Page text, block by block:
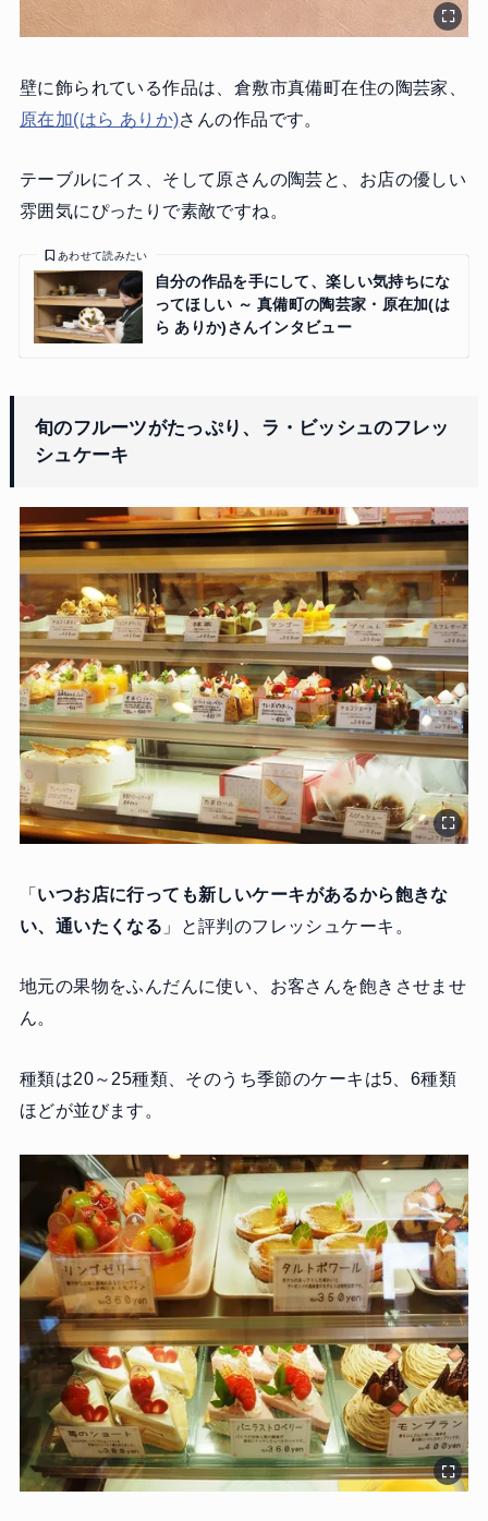
壁に飾られている作品は、倉敷市真備町在住の陶芸家、
原在加(はら ありか)さんの作品です。
テーブルにイス、そして原さんの陶芸と、お店の優しい
雰囲気にぴったりで素敵ですね。
自分の作品を手にして、楽しい気持ちにな
ってほしい ～ 真備町の陶芸家・原在加(は
ら ありか)さんインタビュー
あわせて読みたい
旬のフルーツがたっぷり、ラ・ビッシュのフレッ
シュケーキ
「いつお店に行っても新しいケーキがあるから飽きな
い、通いたくなる 」と評判のフレッシュケーキ。
地元の果物をふんだんに使い、お客さんを飽きさせませ
ん。
種類は20～25種類、そのうち季節のケーキは5、6種類
ほどが並びます。